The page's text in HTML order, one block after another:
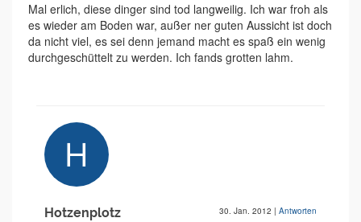
Mal erlich, diese dinger sind tod langweilig. Ich war froh als
es wieder am Boden war, außer ner guten Aussicht ist doch
da nicht viel, es sei denn jemand macht es spaß ein wenig
durchgeschüttelt zu werden. Ich fands grotten lahm.
Hotzenplotz 30. Jan. 2012 | Antworten